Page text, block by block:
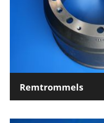
Remtrommels